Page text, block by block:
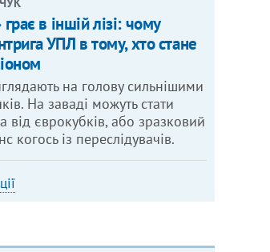
в іншій лізі: чому
УПЛ в тому, хто стане
на голову сильнішими
На заваді можуть стати
від єврокубків, або зразковий
когось із переслідувачів.